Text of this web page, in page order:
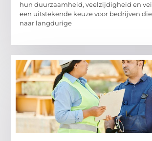
hun duurzaamheid, veelzijdigheid en
een uitstekende keuze voor bedrijven
naar langdurige